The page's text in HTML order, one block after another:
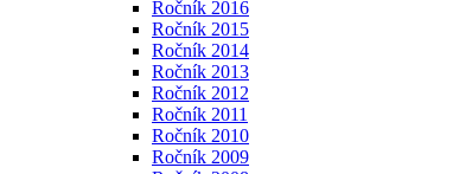
Ročník 2016
Ročník 2015
Ročník 2014
Ročník 2013
Ročník 2012
Ročník 2011
Ročník 2010
Ročník 2009